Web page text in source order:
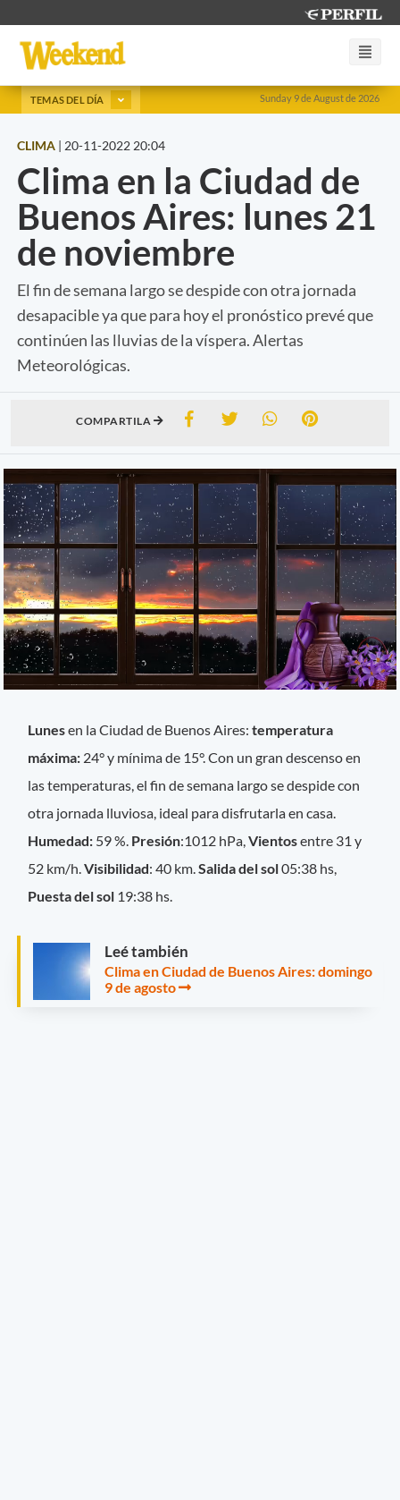
Sunday 9 de August de 2026
TEMAS DEL DÍA
CLIMA | 20-11-2022 20:04
Clima en la Ciudad de
Buenos Aires: lunes 21
de noviembre
El fin de semana largo se despide con otra jornada
desapacible ya que para hoy el pronóstico prevé que
continúen las lluvias de la víspera. Alertas
Meteorológicas.
COMPARTILA
Lunesen la Ciudad de Buenos Aires:temperatura
máxima: 24° y mínima de 15°. Con un gran descenso en
las temperaturas, el fin de semana largo se despide con
otra jornada lluviosa, ideal para disfrutarla en casa.
Humedad: 59 %. Presión:1012 hPa,Vientosentre 31 y
52 km/h.Visibilidad: 40 km.Salida del sol05:38 hs,
Puesta del sol 19:38 hs.
Leé también
Clima en Ciudad de Buenos Aires: domingo
9 de agosto